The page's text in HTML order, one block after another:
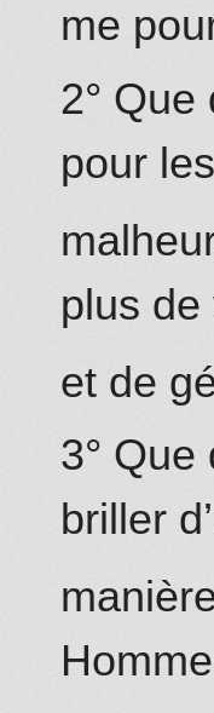
me
2°
pour les
plus de
et de
3°
briller